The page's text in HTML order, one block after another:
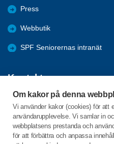
Om kakor på denna
Vi använder kakor (cookies) för att
användarupplevelse. Vi samlar in
webbplatsens prestanda och
för att förbättra och anpassa
Press
Webbutik
SPF Seniorernas intranät
Kontakta oss
Förbundets växel har öppet
stängt för lunch 12:00-13:00.